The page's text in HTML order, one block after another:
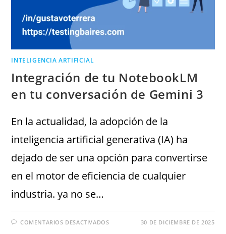
INTELIGENCIA ARTIFICIAL
Integración de tu NotebookLM
en tu conversación de Gemini 3
En la actualidad, la adopción de la
inteligencia artificial generativa (IA) ha
dejado de ser una opción para convertirse
en el motor de eficiencia de cualquier
industria. ya no se…
COMENTARIOS DESACTIVADOS 30 DE DICIEMBRE DE 2025